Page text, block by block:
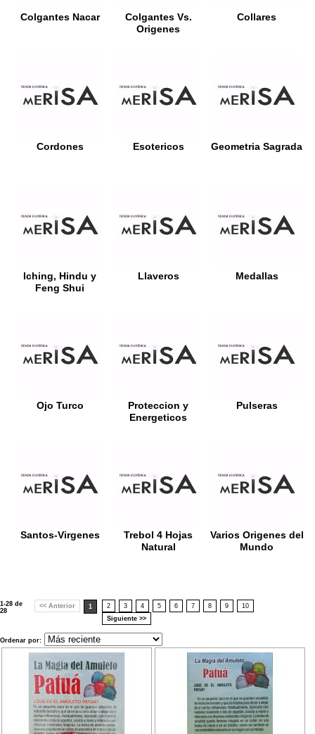
Colgantes Nacar
Colgantes Vs.
Origenes
Collares
Cordones Esotericos Geometria Sagrada
Iching, Hindu y
Feng Shui
Llaveros Medallas
Ojo Turco
Proteccion y
Energeticos
Pulseras
Santos-Virgenes
Trebol 4 Hojas
Natural
Varios Origenes del
Mundo
1-28 de
28
<< Anterior 1 2 3 4 5 6 7 8 9
10
Siguiente >>
Ordenar por: